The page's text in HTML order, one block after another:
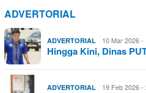
ADVERTORIAL
ADVERTORIAL 10 Mar 2026 -
Hingga Kini, Dinas
ADVERTORIAL 19 Feb 2026 -